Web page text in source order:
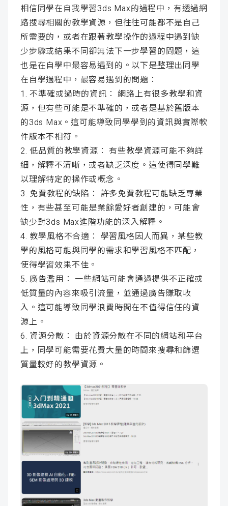
相信同學在自我學習3ds Max的過程中，有透過網
路搜尋相關的教學資源，但往往可能都不是自己
所需要的，或者在跟著教學操作的過程中遇到缺
少步驟或結果不同卻無法下一步學習的問題，這
也是在自學中最容易遇到的。以下是整理出同學
在自學過程中，最容易遇到的問題：
1. 不準確或過時的資訊： 網路上有很多教學和資
源，但有些可能是不準確的，或者是基於舊版本
的3ds Max。這可能導致同學學到的資訊與實際軟
件版本不相符。
2. 低品質的教學資源： 有些教學資源可能不夠詳
細，解釋不清晰，或者缺乏深度。這使得同學難
以理解特定的操作或概念。
3. 免費教程的缺陷： 許多免費教程可能缺乏專業
性，有些甚至可能是業餘愛好者創建的，可能會
缺少對3ds Max進階功能的深入解釋。
4. 教學風格不合適： 學習風格因人而異，某些教
學的風格可能與同學的需求和學習風格不匹配，
使得學習效果不佳。
5. 廣告濫用： 一些網站可能會通過提供不正確或
低質量的內容來吸引流量，並通過廣告賺取收
入。這可能導致同學浪費時間在不值得信任的資
源上。
6. 資源分散： 由於資源分散在不同的網站和平台
上，同學可能需要花費大量的時間來搜尋和篩選
質量較好的教學資源。